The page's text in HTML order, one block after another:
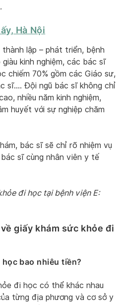
Hà Nội
lập – phát triển, bệnh
kinh nghiệm, các bác sĩ
chiếm 70% gồm các Giáo sư,
sĩ…. Đội ngũ bác sĩ không chỉ
nhiều năm kinh nghiệm,
huyết với sự nghiệp chăm
bác sĩ sẽ chỉ rõ nhiệm vụ
sĩ cùng nhân viên y tế
đi học tại bệnh viện E:
giấy khám sức khỏe đi
bao nhiêu tiền?
đi học có thể khác nhau
từng địa phương và cơ sở y